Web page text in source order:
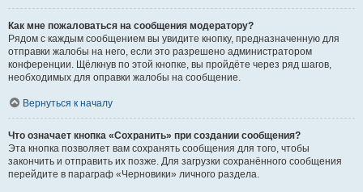
Как мне пожаловаться на сообщения модератору?
Рядом с каждым сообщением вы увидите кнопку, предназначенную для
отправки жалобы на него, если это разрешено администратором
конференции. Щёлкнув по этой кнопке, вы пройдёте через ряд шагов,
необходимых для оправки жалобы на сообщение.
Вернуться к началу
Что означает кнопка «Сохранить» при создании сообщения?
Эта кнопка позволяет вам сохранять сообщения для того, чтобы
закончить и отправить их позже. Для загрузки сохранённого сообщения
перейдите в параграф «Черновики» личного раздела.